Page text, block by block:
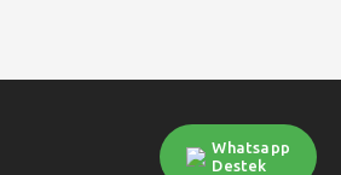
Whatsapp
Destek